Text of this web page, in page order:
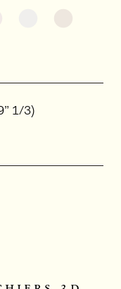
KAL1119
variantes:
KAL1110
variantes:
1/3)